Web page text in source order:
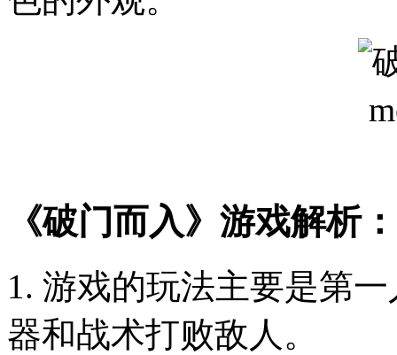
《破门而入》游戏解析：
1. 游戏的玩法主要是第
器和战术打败敌人。